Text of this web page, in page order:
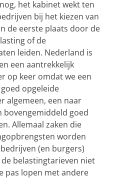
het kabinet wekt ten
bij het kiezen van
de eerste plaats door de
of de
leiden. Nederland is
een aantrekkelijk
op keer omdat we een
opgeleide
algemeen, een naar
goed
Allemaal zaken die
worden
(en burgers)
belastingtarieven niet
pas lopen met andere